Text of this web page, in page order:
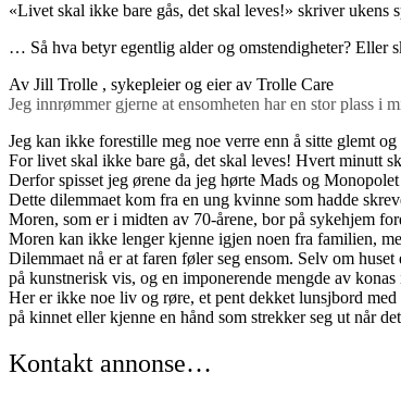
«Livet skal ikke bare gås, det skal leves!» skriver ukens
… Så hva betyr egentlig alder og omstendigheter? Eller
Av Jill Trolle , sykepleier og eier av Trolle Care
Jeg innrømmer gjerne at ensomheten har en stor plass i
Jeg kan ikke forestille meg noe verre enn å sitte glemt
For livet skal ikke bare gå, det skal leves! Hvert minutt
Derfor spisset jeg ørene da jeg hørte Mads og
Dette dilemmaet kom fra en ung kvinne som hadde
Moren, som er i midten av 70-årene, bor på sykehjem
Moren kan ikke lenger kjenne igjen noen fra familien,
Dilemmaet nå er at faren føler seg ensom. Selv om
på kunstnerisk vis, og en imponerende mengde av
Her er ikke noe liv og røre, et pent dekket lunsjbord
på kinnet eller kjenne en hånd som strekker seg ut når
Kontakt annonse…